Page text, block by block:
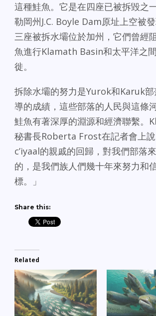
這種鮭魚。它是在四座已被拆毀之
勒岡州J.C. Boyle Dam原址上空被
三座被拆水壩位於加州，它們曾經
魚進行Klamath Basin和太平洋之
徙。
拆除水壩的努力是Yurok和Karuk
導的成績，這些部落的人民與這條
鮭魚有著深厚的淵源和經濟聯繫。
秘書長Roberta Frost在記者會上
c’iyaal的親戚的回歸，對我們部落
的，是我們族人們幾十年來努力和
標。」
Share this:
Related